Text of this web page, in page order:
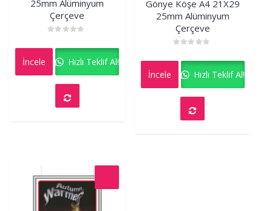
25mm Alüminyum
Çerçeve
0
İncele Hızlı Teklif Al!
Gönye Köşe A4 21X29
25mm Alüminyum
Çerçeve
0
İncele Hızlı Teklif Al!